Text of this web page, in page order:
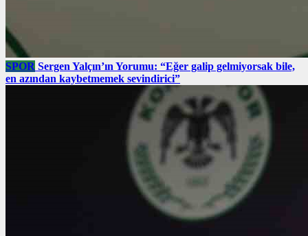
SPOR Sergen Yalçın’ın Yorumu: “Eğer galip gelmiyorsak bile,
en azından kaybetmemek sevindirici”